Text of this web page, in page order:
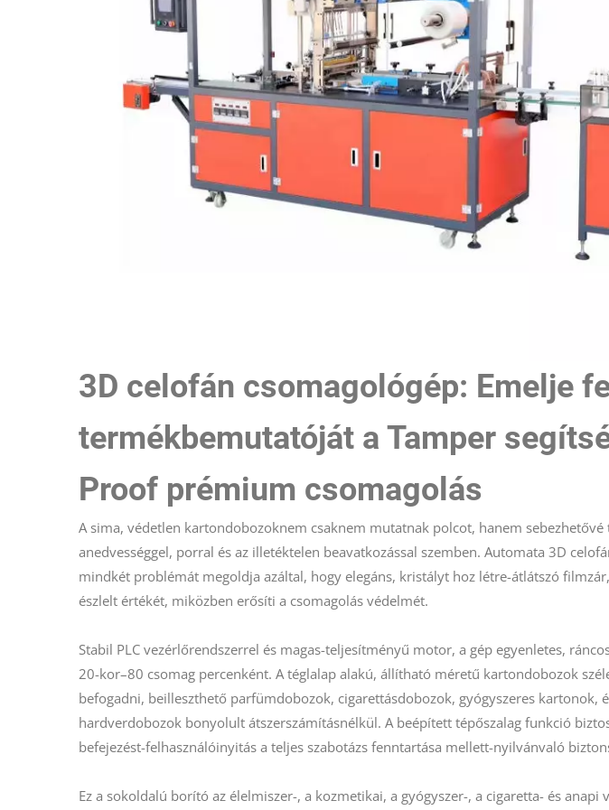
3D celofán csomagológép: Emelje
termékbemutatóját a Tamper
Proof prémium csomagolás
A sima, védetlen kartondobozoknem csaknem mutatnak polcot, hanem sebezhetővé
anedvességgel, porral és az illetéktelen beavatkozással szemben. Automata 3D
mindkét problémát megoldja azáltal, hogy elegáns, kristályt hoz létre-átlátszó
észlelt értékét, miközben erősíti a csomagolás védelmét.
Stabil PLC vezérlőrendszerrel és magas-teljesítményű motor, a gép egyenletes,
20-kor–80 csomag percenként. A téglalap alakú, állítható méretű kartondobozok
befogadni, beilleszthető parfümdobozok, cigarettásdobozok, gyógyszeres kartonok,
hardverdobozok bonyolult átszerszámításnélkül. A beépített tépőszalag funkció
befejezést-felhasználóinyitás a teljes szabotázs fenntartása mellett-nyilvánvaló
Ez a sokoldalú borító az élelmiszer-, a kozmetikai, a gyógyszer-, a cigaretta- és anapi